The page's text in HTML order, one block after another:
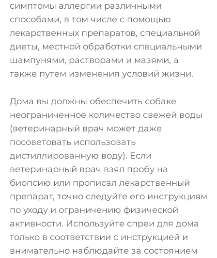
симптомы аллергии различными
способами, в том числе с помощью
лекарственных препаратов, специальной
диеты, местной обработки специальными
шампунями, растворами и мазями, а
также путем изменения условий жизни.
Дома вы должны обеспечить собаке
неограниченное количество свежей воды
(ветеринарный врач может даже
посоветовать использовать
дистиллированную воду). Если
ветеринарный врач взял пробу на
биопсию или прописал лекарственный
препарат, точно следуйте его инструкциям
по уходу и ограничению физической
активности. Используйте спреи для дома
только в соответствии с инструкцией и
внимательно наблюдайте за состоянием